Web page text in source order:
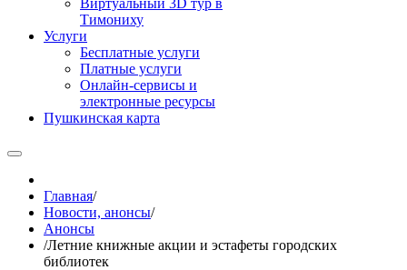
Виртуальный 3D тур в
Тимониху
Услуги
Бесплатные услуги
Платные услуги
Онлайн-сервисы и
электронные ресурсы
Пушкинская карта
Главная/
Новости, анонсы/
Анонсы
/Летние книжные акции и эстафеты городских
библиотек